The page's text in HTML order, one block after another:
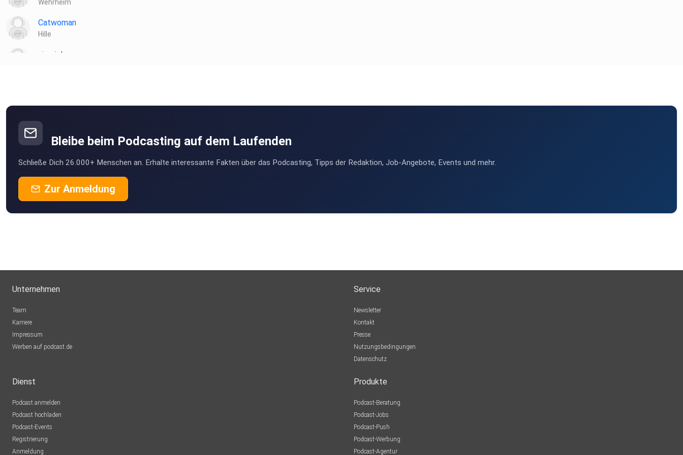
Wehrheim
Catwoman
Hille
siemich
bilhaboom
Kiel
vitweb
Netphen
Fun3121
Bleibe beim Podcasting auf dem Laufenden
Schließe Dich 26.000+ Menschen an. Erhalte interessante Fakten über das Podcasting, Tipps der Redaktion, Job-Angebote, Events und mehr.
Zur Anmeldung
Unternehmen
Team
Karriere
Impressum
Werben auf podcast.de
Service
Newsletter
Kontakt
Presse
Nutzungsbedingungen
Datenschutz
Dienst
Podcast anmelden
Podcast hochladen
Podcast-Events
Registrierung
Anmeldung
Produkte
Podcast-Beratung
Podcast-Jobs
Podcast-Push
Podcast-Werbung
Podcast-Agentur